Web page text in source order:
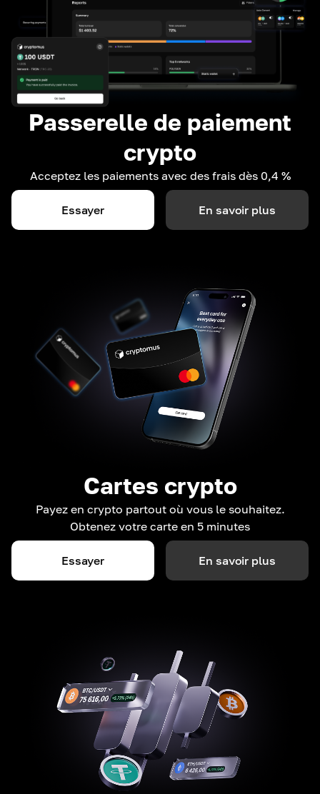
Passerelle de paiement
crypto
Acceptez les paiements avec des frais dès 0,4 %
Essayer En savoir plus
Cartes crypto
Payez en crypto partout où vous le souhaitez.
Obtenez votre carte en 5 minutes
Essayer En savoir plus